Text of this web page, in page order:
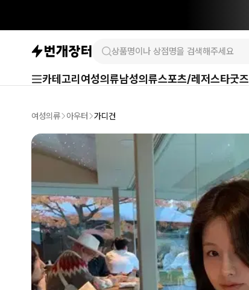
카테고리 여성의류남성의류스포츠/레저스타굿즈
여성의류 아우터 가디건